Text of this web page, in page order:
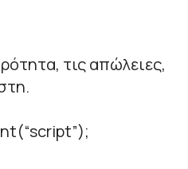
τις απώλειες,